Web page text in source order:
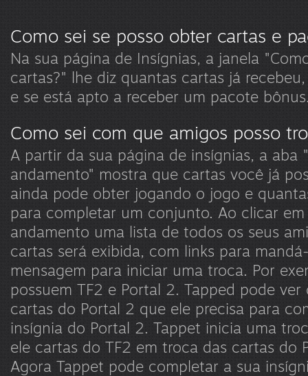
Como sei se posso obter cartas e
Na sua página de Insígnias, a janela
cartas?" lhe diz quantas cartas já
e se está apto a receber um pacote
Como sei com que amigos posso
A partir da sua página de insígnias, a aba
andamento" mostra que cartas você já
ainda pode obter jogando o jogo e
para completar um conjunto. Ao clicar
andamento uma lista de todos os seus
cartas será exibida, com links para
mensagem para iniciar uma troca. Por
possuem TF2 e Portal 2. Tapped pode ver
cartas do Portal 2 que ele precisa para
insígnia do Portal 2. Tappet inicia uma
ele cartas do TF2 em troca das cartas do
Agora Tappet pode completar a sua